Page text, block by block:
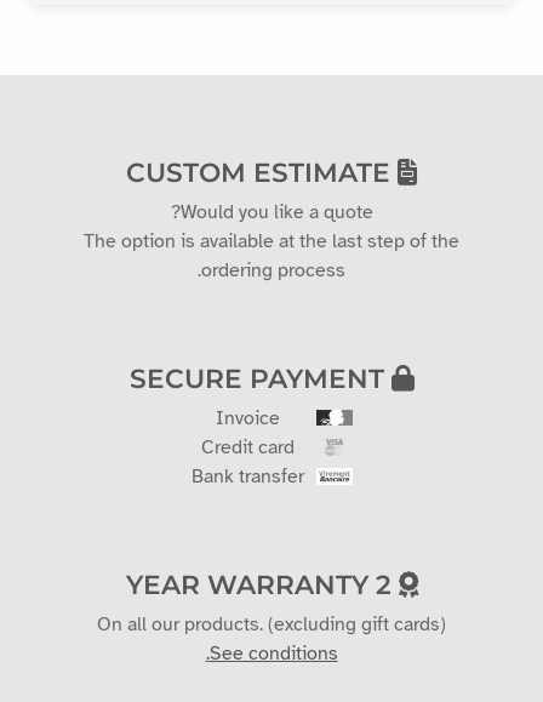
Would you like a quote?
The option is available at the last step of the
ordering process.
SECURE PAYMENT
Invoice
Credit card
Bank transfer
On all our products. (excluding gift cards)
See conditions.